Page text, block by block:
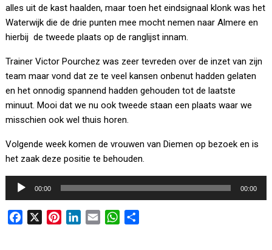
alles uit de kast haalden, maar toen het eindsignaal klonk was het
Waterwijk die de drie punten mee mocht nemen naar Almere en
hierbij de tweede plaats op de ranglijst innam.
Trainer Victor Pourchez was zeer tevreden over de inzet van zijn
team maar vond dat ze te veel kansen onbenut hadden gelaten
en het onnodig spannend hadden gehouden tot de laatste
minuut. Mooi dat we nu ook tweede staan een plaats waar we
misschien ook wel thuis horen.
Volgende week komen de vrouwen van Diemen op bezoek en is
het zaak deze positie te behouden.
Audiospeler
00:00 00:00
W